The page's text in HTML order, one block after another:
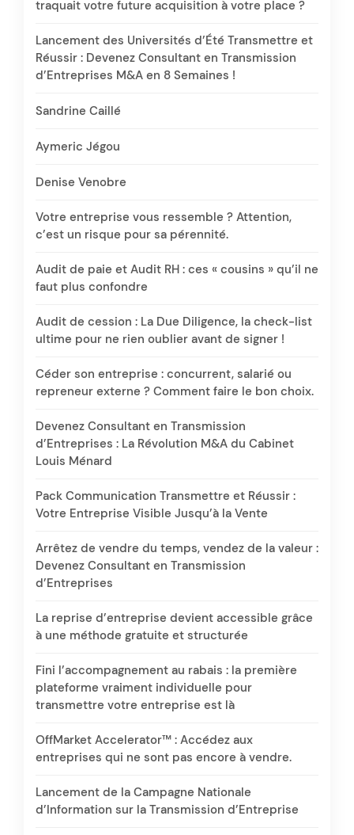
traquait votre future acquisition à votre place ?
Lancement des Universités d’Été Transmettre et
Réussir : Devenez Consultant en Transmission
d’Entreprises M&A en 8 Semaines !
Sandrine Caillé
Aymeric Jégou
Denise Venobre
Votre entreprise vous ressemble ? Attention,
c’est un risque pour sa pérennité.
Audit de paie et Audit RH : ces « cousins » qu’il ne
faut plus confondre
Audit de cession : La Due Diligence, la check-list
ultime pour ne rien oublier avant de signer !
Céder son entreprise : concurrent, salarié ou
repreneur externe ? Comment faire le bon choix.
Devenez Consultant en Transmission
d’Entreprises : La Révolution M&A du Cabinet
Louis Ménard
Pack Communication Transmettre et Réussir :
Votre Entreprise Visible Jusqu’à la Vente
Arrêtez de vendre du temps, vendez de la valeur :
Devenez Consultant en Transmission
d’Entreprises
La reprise d’entreprise devient accessible grâce
à une méthode gratuite et structurée
Fini l’accompagnement au rabais : la première
plateforme vraiment individuelle pour
transmettre votre entreprise est là
OffMarket Accelerator™ : Accédez aux
entreprises qui ne sont pas encore à vendre.
Lancement de la Campagne Nationale
d’Information sur la Transmission d’Entreprise